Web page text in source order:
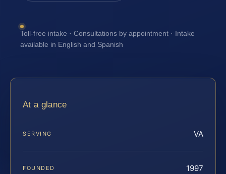
Toll-free intake · Consultations by appointment · Intake
available in English and Spanish
At a glance
SERVING VA
FOUNDED 1997